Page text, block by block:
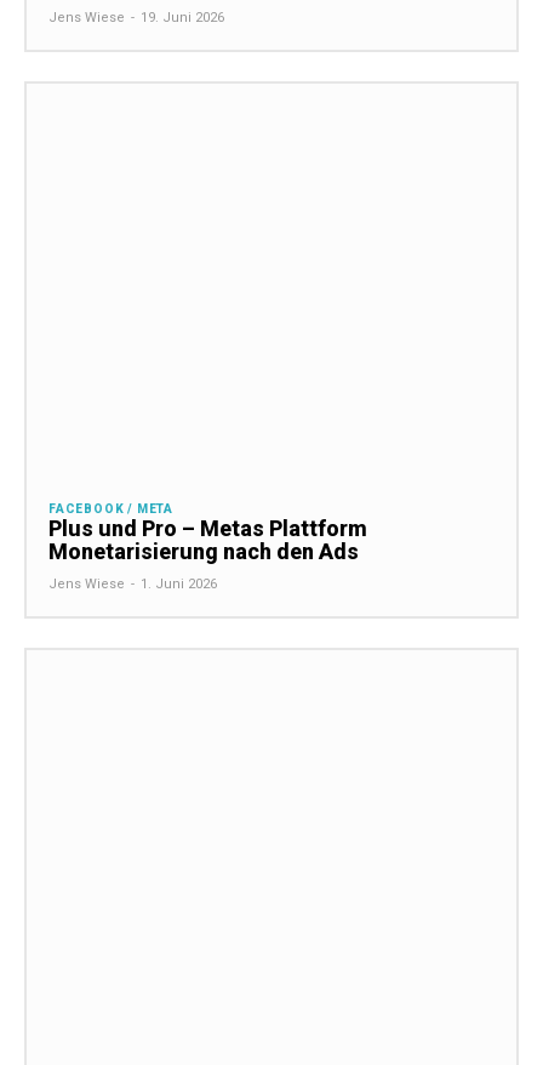
Jens Wiese - 19. Juni 2026
FACEBOOK / META
Plus und Pro – Metas Plattform
Monetarisierung nach den Ads
Jens Wiese - 1. Juni 2026